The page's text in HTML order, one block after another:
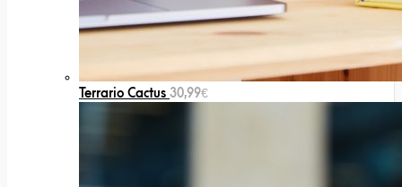
Terrario Cactus 30,99€